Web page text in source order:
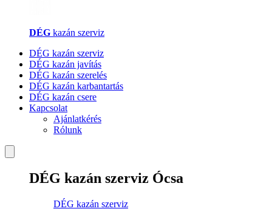
DÉG kazán szerviz
DÉG kazán szerviz
DÉG kazán javítás
DÉG kazán szerelés
DÉG kazán karbantartás
DÉG kazán csere
Kapcsolat
Ajánlatkérés
Rólunk
DÉG kazán szerviz Ócsa
DÉG kazán szerviz